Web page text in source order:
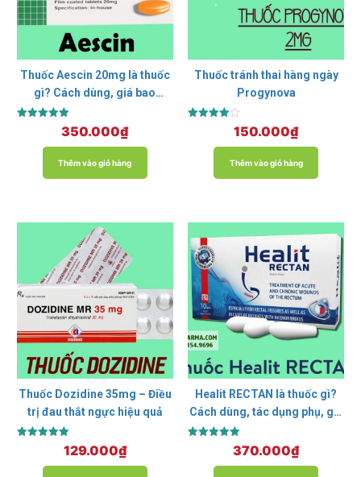
Thuốc Aescin 20mg là thuốc
gì? Cách dùng, giá bao
Được xếp
5.00
350.000₫
Thêm vào giỏ hàng
Thuốc tránh thai hàng ngày
Progynova
4.00
150.000₫
Thêm vào giỏ hàng
Thuốc Dozidine 35mg – Điều
trị đau thắt ngực hiệu quả
5.00
129.000₫
Healit RECTAN là thuốc gì?
Cách dùng, tác dụng phụ, giá
bao nhiêu?
Được xếp
5.00
370.000₫